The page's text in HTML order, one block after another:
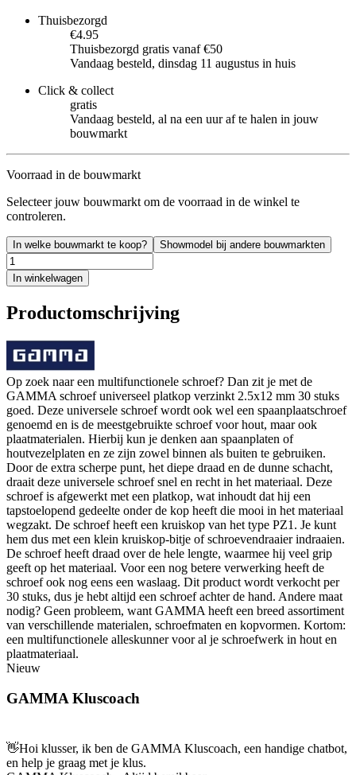
Thuisbezorgd
€4.95
Thuisbezorgd gratis vanaf €50
Vandaag besteld, dinsdag 11 augustus in huis
Click & collect
gratis
Vandaag besteld, al na een uur af te halen in jouw
bouwmarkt
Voorraad in de bouwmarkt
Selecteer jouw bouwmarkt om de voorraad in de winkel te
controleren.
In welke bouwmarkt te koop? Showmodel bij andere bouwmarkten
In winkelwagen
Productomschrijving
Op zoek naar een multifunctionele schroef? Dan zit je met de
GAMMA schroef universeel platkop verzinkt 2.5x12 mm 30 stuks
goed. Deze universele schroef wordt ook wel een spaanplaatschroef
genoemd en is de meestgebruikte schroef voor hout, maar ook
plaatmaterialen. Hierbij kun je denken aan spaanplaten of
houtvezelplaten en ze zijn zowel binnen als buiten te gebruiken.
Door de extra scherpe punt, het diepe draad en de dunne schacht,
draait deze universele schroef snel en recht in het materiaal. Deze
schroef is afgewerkt met een platkop, wat inhoudt dat hij een
tapstoelopend gedeelte onder de kop heeft die mooi in het materiaal
wegzakt. De schroef heeft een kruiskop van het type PZ1. Je kunt
hem dus met een klein kruiskop-bitje of schroevendraaier indraaien.
De schroef heeft draad over de hele lengte, waarmee hij veel grip
geeft op het materiaal. Voor een nog betere verwerking heeft de
schroef ook nog eens een waslaag. Dit product wordt verkocht per
30 stuks, dus je hebt altijd een schroef achter de hand. Andere maat
nodig? Geen probleem, want GAMMA heeft een breed assortiment
van verschillende materialen, schroefmaten en kopvormen. Kortom:
een multifunctionele alleskunner voor al je schroefwerk in hout en
plaatmateriaal.
Nieuw
GAMMA Kluscoach
👋Hoi klusser, ik ben de GAMMA Kluscoach, een handige chatbot,
en help je graag met je klus.